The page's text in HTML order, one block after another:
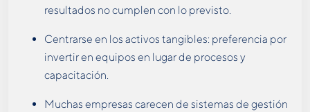
resultados no cumplen con lo previsto.
Centrarse en los activos tangibles: preferencia por
invertir en equipos en lugar de procesos y
capacitación.
Muchas empresas carecen de sistemas de gestión